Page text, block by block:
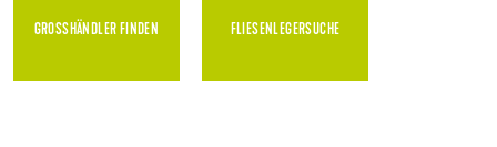
GROSSHÄNDLER FINDEN FLIESENLEGERSUCHE